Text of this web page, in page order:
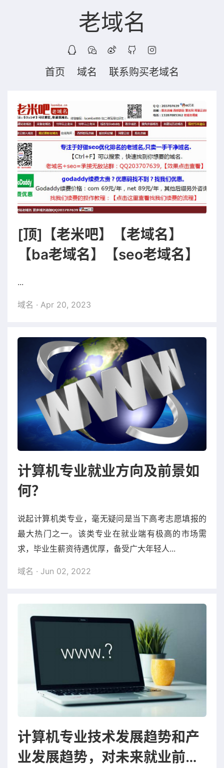
老域名
首页 域名 联系购买老域名
[顶]【老米吧】【老域名】
【ba老域名】【seo老域名】
...
域名 · Apr 20, 2023
计算机专业就业方向及前景如
何？
说起计算机类专业，毫无疑问是当下高考志愿填报的
最大热门之一。该类专业在就业端有极高的市场需
求，毕业生薪资待遇优厚，备受广大年轻人...
域名 · Jun 02, 2022
计算机专业技术发展趋势和产
业发展趋势，对未来就业前景